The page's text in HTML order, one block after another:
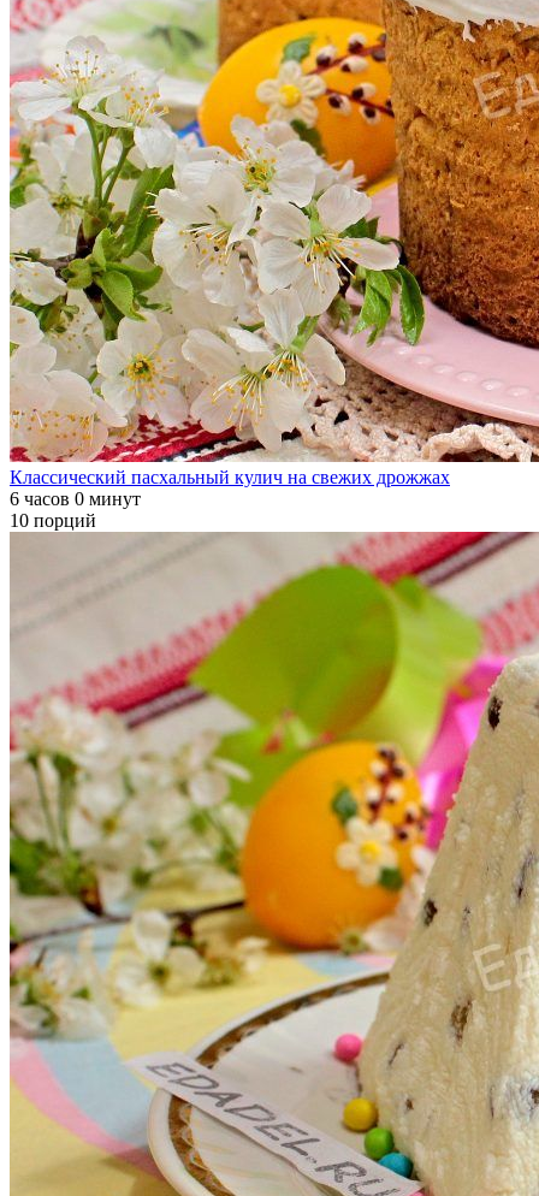
Классический пасхальный кулич на свежих дрожжах
6 часов 0 минут
10 порций